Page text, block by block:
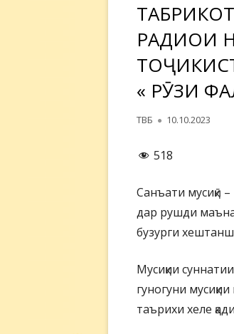
РАДИОИ
« РӮЗИ
Автор
ТВБ Опубликовано
10.10.2023
518
Санъати мусиқӣ
дар рушди
бузурги
Мусиқии
гуногуни
таърихи хеле